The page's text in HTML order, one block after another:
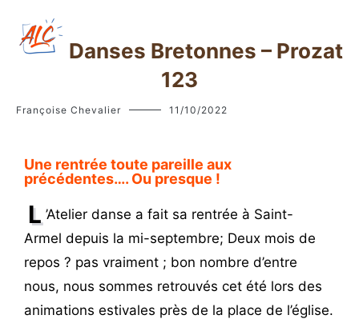
Danses Bretonnes – Prozat
123
Françoise Chevalier 11/10/2022
Une rentrée toute pareille aux
précédentes…. Ou presque !
L ’Atelier danse a fait sa rentrée à Saint-
Armel depuis la mi-septembre; Deux mois de
repos ? pas vraiment ; bon nombre d’entre
nous, nous sommes retrouvés cet été lors des
animations estivales près de la place de l’église.